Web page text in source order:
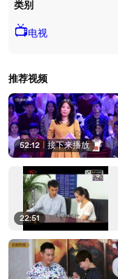
类别
📺电视
推荐视频
52:12 接下来播放
22:51